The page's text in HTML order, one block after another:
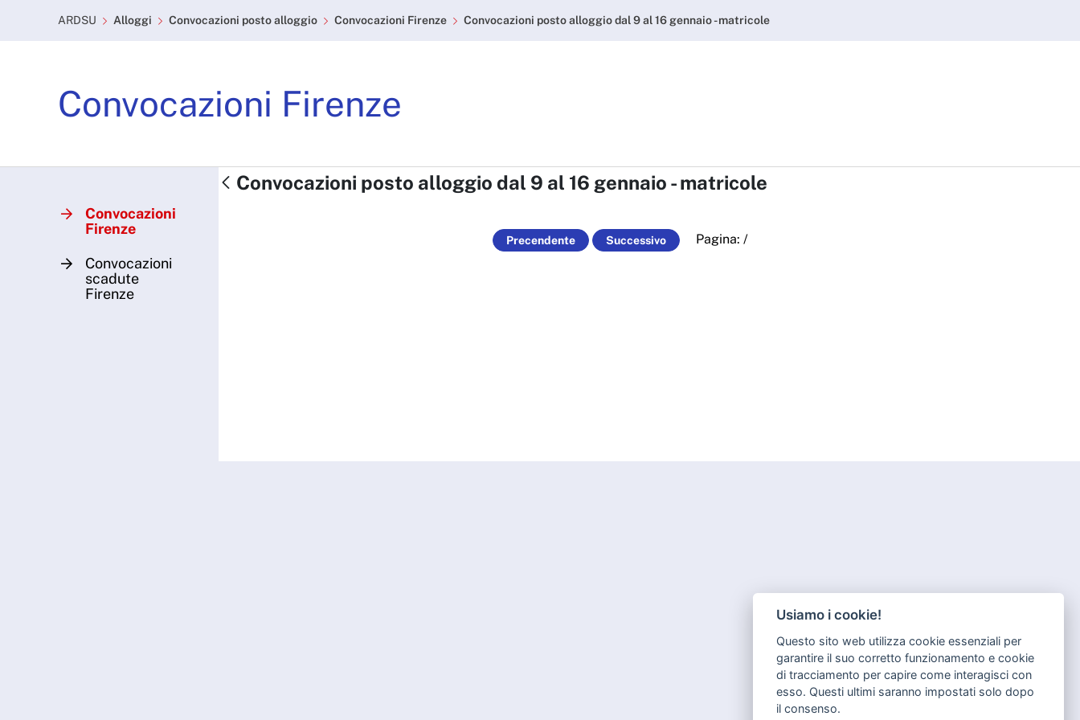
Skip to Main Content
Convocazioni posto alloggio dal 9 al 16 gennaio - matricole - ARDSU
ARDSU Alloggi Convocazioni posto alloggio Convocazioni Firenze Convocazioni posto alloggio dal 9 al 16 gennaio - matricole
Convocazioni Firenze
Convocazioni
Firenze
Convocazioni
scadute
Firenze
Convocazioni posto alloggio dal 9 al 16 gennaio - matricole
Precendente Successivo Pagina: /
Usiamo i cookie!
Questo sito web utilizza cookie essenziali per
garantire il suo corretto funzionamento e cookie
di tracciamento per capire come interagisci con
esso. Questi ultimi saranno impostati solo dopo
il consenso.